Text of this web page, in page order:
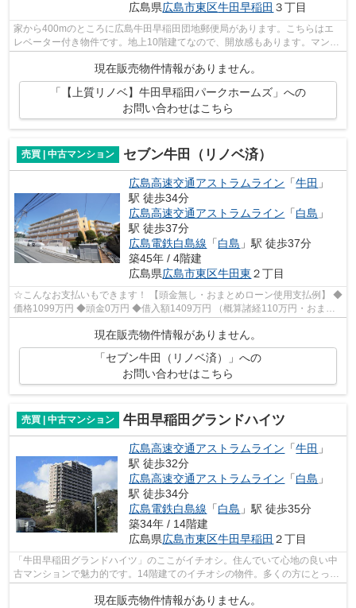
広島県広島市東区牛田早稲田 ３丁目
家から400mのところに広島牛田早稲田団地郵便局があります。こちらはエ
レベーター付き物件です。地上10階建てなので、開放感もあります。マンシ
現在販売物件情報がありません。
「【上質リノベ】牛田早稲田パークホームズ」への
お問い合わせはこちら
売買 | 中古マンション セブン牛田（リノベ済）
広島高速交通アストラムライン 「牛田 」
駅 徒歩34分
広島高速交通アストラムライン 「白島 」
駅 徒歩37分
広島電鉄白島線 「白島 」駅 徒歩37分
築45年 / 4階建
広島県広島市東区牛田東 ２丁目
☆こんなお支払いもできます！ 【頭金無し・おまとめローン使用支払例】 ◆
価格1099万円 ◆頭金0万円 ◆借入額1409万円 （概算諸経110万円・おまと
めローン200万円込） ◆年利0.6％ 変動...
現在販売物件情報がありません。
「セブン牛田（リノベ済）」への
お問い合わせはこちら
売買 | 中古マンション 牛田早稲田グランドハイツ
広島高速交通アストラムライン 「牛田 」
駅 徒歩32分
広島高速交通アストラムライン 「白島 」
駅 徒歩34分
広島電鉄白島線 「白島 」駅 徒歩35分
築34年 / 14階建
広島県広島市東区牛田早稲田 ２丁目
「牛田早稲田グランドハイツ」のここがイチオシ。住んでいて心地の良い中
古マンションで魅力的です。14階建てのイチオシの物件。多くの方にとって
現在販売物件情報がありません。